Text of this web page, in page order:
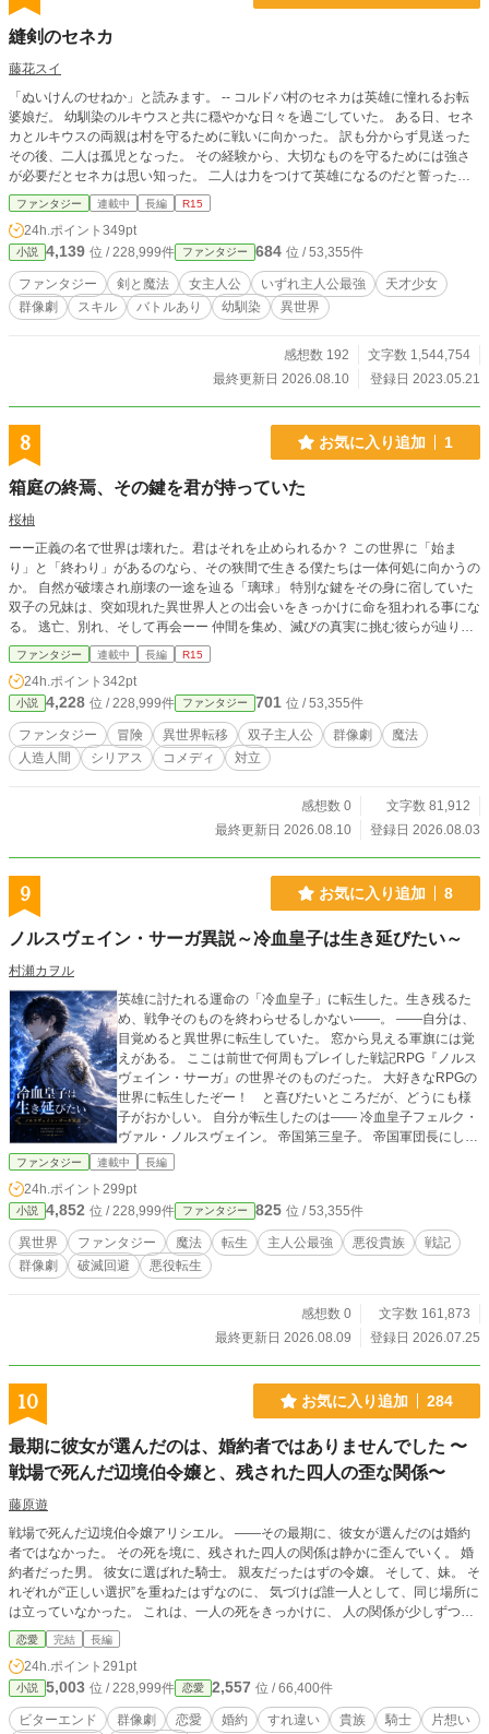
縫剣のセネカ
藤花スイ
「ぬいけんのせねか」と読みます。 -- コルドバ村のセネカは英雄に憧れるお転
婆娘だ。 幼馴染のルキウスと共に穏やかな日々を過ごしていた。 ある日、セネ
カとルキウスの両親は村を守るために戦いに向かった。 訳も分からず見送った
その後、二人は孤児となった。 その経験から、大切なものを守るためには強さ
が必要だとセネカは思い知った。 二人は力をつけて英雄になるのだと誓った。
しかし、セネカが十歳の時に授かったのは【縫う】という非戦闘系のスキルだっ
た。 一方、ルキウスは破格のスキル【神聖魔法】を得て、王都の教会へと旅立
ってゆく。 二人の道は分かれてしまった。 残されたセネカは、ルキウスとの約
束を胸に問い続ける。 どうやって戦っていくのか。希望はどこにあるの
か⋯⋯。 セネカは剣士で、膨大な魔力を持っている。 でも【縫う】と剣をどう
合わせたら良いのか分からなかった。 答えは簡単に出ないけれど、セネカは諦
めなかった。 創意を続ければいつしか全ての力が繋がる時が来ると信じてい
いていかれないようにとひた向きに力を磨いていく。 遠い地でルキウスもまた
自分の道を歩み始めた。 セネカとの大切な約束を守るために。 そして二人は巻
人の少女が針と糸を使って世界と繋がる物語 （旧題：スキル【縫う】で無双し
ます！ 〜ハズレスキルと言われたけれど、努力で当たりにしてみます〜）
ファンタジー 連載中 長編 R15
24h.ポイント 349pt
小説 4,139 位 / 228,999件 ファンタジー 684 位 / 53,355件
ファンタジー 剣と魔法 女主人公 いずれ主人公最強
天才少女
群像劇
スキル バトルあり 幼馴染 異世界
感想数 192
文字数 1,544,754
最終更新日 2026.08.10
登録日 2023.05.21
8 お気に入り追加 1
箱庭の終焉、その鍵を君が持っていた
桜柚
ーー正義の名で世界は壊れた。君はそれを止められるか？ この世界に「始ま
り」と「終わり」があるのなら、その狭間で生きる僕たちは一体何処に向かうの
か。 自然が破壊され崩壊の一途を辿る「璃球」 特別な鍵をその身に宿していた
双子の兄妹は、突如現れた異世界人との出会いをきっかけに命を狙われる事にな
る。 逃亡、別れ、そして再会ーー 仲間を集め、滅びの真実に挑む彼らが辿り着
く先は「世界の始まり」だった。 運命に抗う物語が、今、幕を開ける。
ファンタジー 連載中 長編 R15
24h.ポイント 342pt
小説 4,228 位 / 228,999件 ファンタジー 701 位 / 53,355件
ファンタジー 冒険 異世界転移 双子主人公 群像劇
魔法
人造人間
シリアス コメディ 対立
感想数 0
文字数 81,912
最終更新日 2026.08.10
登録日 2026.08.03
9 お気に入り追加 8
ノルスヴェイン・サーガ異説～冷血皇子は生き延びたい～
村瀬カヲル
英雄に討たれる運命の「冷血皇子」に転生した。生き残るた
め、戦争そのものを終わらせるしかない――。 ――自分は、
目覚めると異世界に転生していた。 窓から見える軍旗には覚
えがある。 ここは前世で何周もプレイした戦記RPG『ノルス
ヴェイン・サーガ』の世界そのものだった。 大好きなRPGの
世界に転生したぞー！ と喜びたいところだが、どうにも様
子がおかしい。 自分が転生したのは―― 冷血皇子フェルク・
ヴァル・ノルスヴェイン。 帝国第三皇子。 帝国軍団長にして
『北の戦鬼』。 氷雪魔法を操る無双の魔法剣士。 そして、プ
る。 激戦の末、最後には主人公ら英雄陣営に討たれる運命。
いやいやいや、既に破滅不可避じゃないか。 しかもフェルク
は、純粋悪を徹底しすぎて、かえって妙な人気があるキャラ
だった。 そんな奴の破滅を回避するなんて、無理ゲーにも程
がある。 それでも―― あのフェルクみたいな終わり方だけ
全てが冷え切った最期を書き換えるために。 そして、まだ凍
てついていない心を失わないために。 冷血皇子に転生した自
ファンタジー 連載中 長編
24h.ポイント 299pt
小説 4,852 位 / 228,999件 ファンタジー 825 位 / 53,355件
異世界 ファンタジー 魔法 転生 主人公最強 悪役貴族
戦記
群像劇
破滅回避 悪役転生
感想数 0
文字数 161,873
最終更新日 2026.08.09
登録日 2026.07.25
10 お気に入り追加 284
最期に彼女が選んだのは、婚約者ではありませんでした 〜
戦場で死んだ辺境伯令嬢と、残された四人の歪な関係〜
藤原遊
戦場で死んだ辺境伯令嬢アリシエル。 ――その最期に、彼女が選んだのは婚約
者ではなかった。 その死を境に、残された四人の関係は静かに歪んでいく。 婚
約者だった男。 彼女に選ばれた騎士。 親友だったはずの令嬢。 そして、妹。 そ
れぞれが“正しい選択”を重ねたはずなのに、 気づけば誰一人として、同じ場所に
は立っていなかった。 これは、一人の死をきっかけに、 人の関係が少しずつ崩
れていく群像劇。 静かで、重く、そしてどこにも救いきれない物語。 ※バッド
エンドから始まる物語。ハピエン厨が書くビターエンドです。 ※ドロドロの人
間関係を描いています。苦手な方はご注意ください。 ※人が亡くなる表現があ
ります。苦手な方は自衛ください。
恋愛 完結 長編
24h.ポイント 291pt
小説 5,003 位 / 228,999件 恋愛 2,557 位 / 66,400件
ビターエンド 群像劇 恋愛 婚約 すれ違い 貴族 騎士
片想い